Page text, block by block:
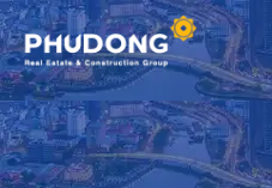
Skip
to
content